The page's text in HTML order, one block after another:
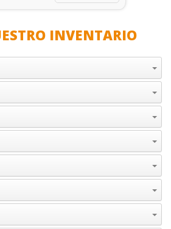
INVENTARIO